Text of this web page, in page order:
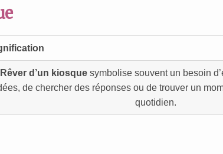
Rêver d’un kiosquesymbolise souvent un besoin
de chercher des réponses ou de trouver un
quotidien.